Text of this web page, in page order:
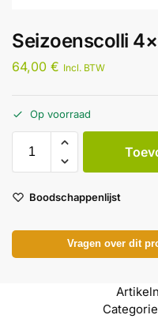
Seizoenscolli
64,00 € Incl. BTW
Op voorraad
Boodschappenlijst
Vragen over dit